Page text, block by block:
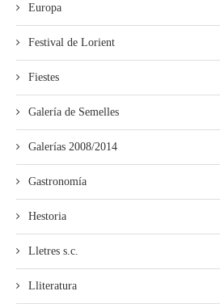
Europa
Festival de Lorient
Fiestes
Galería de Semelles
Galerías 2008/2014
Gastronomía
Hestoria
Lletres s.c.
Lliteratura